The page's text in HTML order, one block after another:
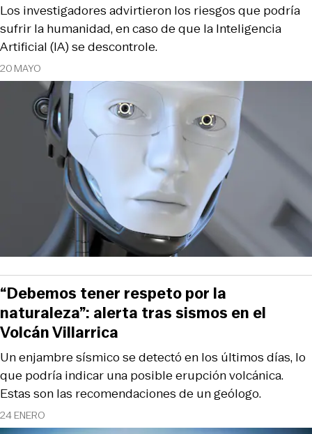
20 MAYO
Los investigadores advirtieron los riesgos que podría
sufrir la humanidad, en caso de que la Inteligencia
Artificial (IA) se descontrole.
24 ENERO
Un enjambre sísmico se detectó en los últimos días, lo
que podría indicar una posible erupción volcánica.
Estas son las recomendaciones de un geólogo.
“Debemos tener respeto por la
naturaleza”: alerta tras sismos en el
Volcán Villarrica